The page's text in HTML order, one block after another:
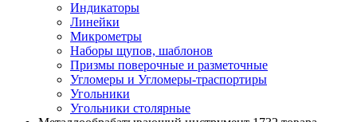
Индикаторы
Линейки
Микрометры
Наборы щупов, шаблонов
Призмы поверочные и разметочные
Угломеры и Угломеры-траспортиры
Угольники
Угольники столярные